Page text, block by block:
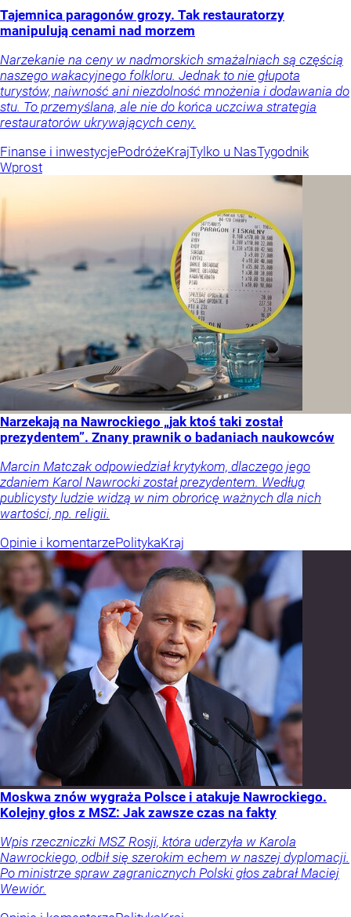
Tajemnica paragonów grozy. Tak restauratorzy
manipulują cenami nad morzem
Narzekanie na ceny w nadmorskich smażalniach są częścią
naszego wakacyjnego folkloru. Jednak to nie głupota
turystów, naiwność ani niezdolność mnożenia i dodawania do
stu. To przemyślana, ale nie do końca uczciwa strategia
restauratorów ukrywających ceny.
Finanse i inwestycjePodróżeKrajTylko u NasTygodnik
Wprost
Narzekają na Nawrockiego „jak ktoś taki został
prezydentem”. Znany prawnik o badaniach naukowców
Marcin Matczak odpowiedział krytykom, dlaczego jego
zdaniem Karol Nawrocki został prezydentem. Według
publicysty ludzie widzą w nim obrońcę ważnych dla nich
wartości, np. religii.
Opinie i komentarzePolitykaKraj
Moskwa znów wygraża Polsce i atakuje Nawrockiego.
Kolejny głos z MSZ: Jak zawsze czas na fakty
Wpis rzeczniczki MSZ Rosji, która uderzyła w Karola
Nawrockiego, odbił się szerokim echem w naszej dyplomacji.
Po ministrze spraw zagranicznych Polski głos zabrał Maciej
Wewiór.